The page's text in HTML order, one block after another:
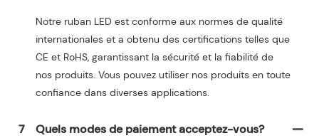
Notre ruban LED est conforme aux normes de qualité
internationales et a obtenu des certifications telles que
CE et RoHS, garantissant la sécurité et la fiabilité de
nos produits. Vous pouvez utiliser nos produits en toute
confiance dans diverses applications.
7 Quels modes de paiement acceptez-vous?